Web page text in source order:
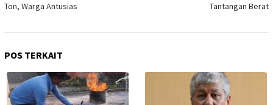
Ton, Warga Antusias
Tantangan Berat
POS TERKAIT